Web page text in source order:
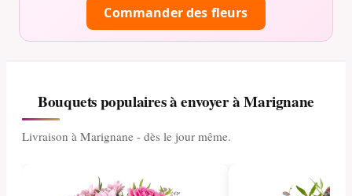
Commander des fleurs
Bouquets populaires à envoyer à Marignane
Livraison à Marignane - dès le jour même.